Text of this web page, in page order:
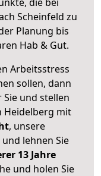
Scheinfeld zu
Planung bis
Hab & Gut.
Arbeitsstress
sollen, dann
und stellen
Heidelberg mit
, unsere
lehnen Sie
13 Jahre
und holen Sie